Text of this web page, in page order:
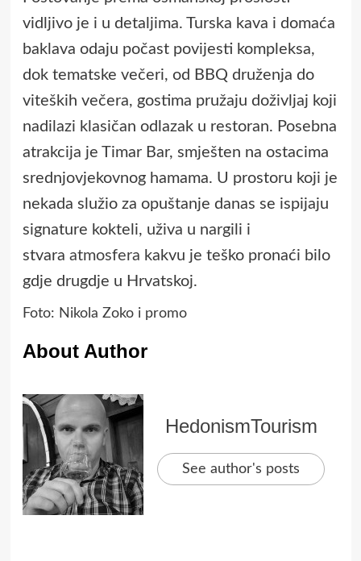
vidljivo je i u detaljima. Turska kava i domaća
baklava odaju počast povijesti kompleksa,
dok tematske večeri, od BBQ druženja do
viteških večera, gostima pružaju doživljaj koji
nadilazi klasičan odlazak u restoran. Posebna
atrakcija je Timar Bar, smješten na ostacima
srednjovjekovnog hamama. U prostoru koji je
nekada služio za opuštanje danas se ispijaju
signature kokteli, uživa u nargili i
stvara atmosfera kakvu je teško pronaći bilo
gdje drugdje u Hrvatskoj.
Foto: Nikola Zoko i promo
About Author
HedonismTourism
See author's posts